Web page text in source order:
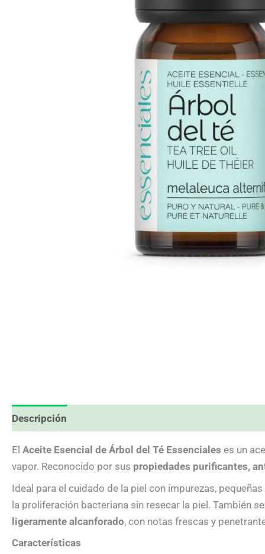
Descripción
El Aceite Esencial de Árbol del Té Essenciales es un
vapor. Reconocido por sus propiedades purificantes,
Ideal para el cuidado de la piel con impurezas,
la proliferación bacteriana sin resecar la piel. También
ligeramente alcanforado, con notas frescas y
Características